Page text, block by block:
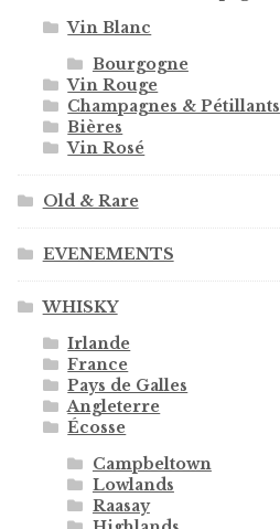
Vin Blanc
Bourgogne
Vin Rouge
Champagnes & Pétillants
Bières
Vin Rosé
Old & Rare
EVENEMENTS
WHISKY
Irlande
France
Pays de Galles
Angleterre
Écosse
Campbeltown
Lowlands
Raasay